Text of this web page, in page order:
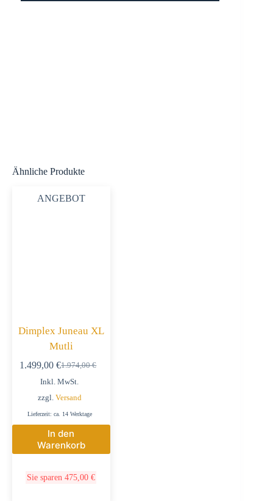
Ähnliche Produkte
ANGEBOT
Dimplex Juneau XL
Mutli
1.974,00€
1.499,00€
Inkl. MwSt.
zzgl. Versand
Lieferzeit: ca. 14 Werktage
In den
Warenkorb
Sie sparen475,00€